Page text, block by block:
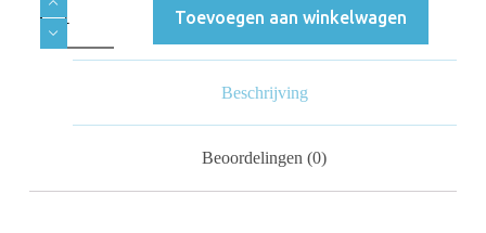
Toevoegen aan winkelwagen
Beschrijving
Beoordelingen (0)